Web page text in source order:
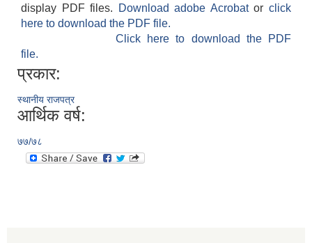
display PDF files.
Download adobe Acrobatorclick
here to download the PDF file.
Click here to download the PDF
file.
प्रकार:
स्थानीय राजपत्र
आर्थिक वर्ष:
७७/७८